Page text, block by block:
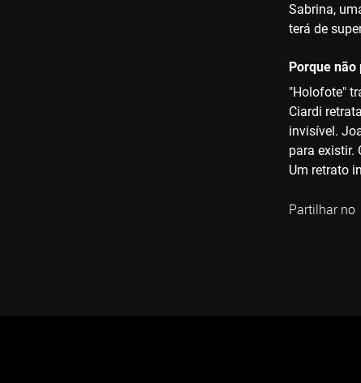
Sabrina,
terá de
Porque
"Holofote"
Ciardi
invisível.
para existir.
Um retrato
Partilhar no